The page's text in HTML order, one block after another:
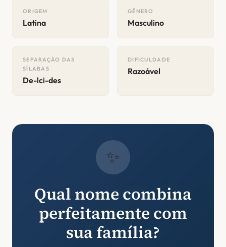
ORIGEM
Latina
GÊNERO
Masculino
SEPARAÇÃO DAS
SÍLABAS
De-lci-des
DIFICULDADE
Razoável
✨
Qual nome combina
perfeitamente com
sua família?